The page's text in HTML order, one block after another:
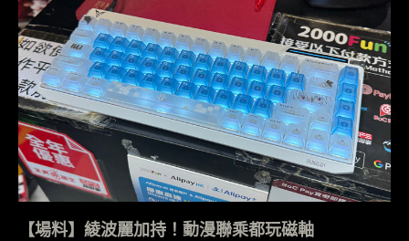
【場料】綾波麗加持！動漫聯乘都玩磁軸